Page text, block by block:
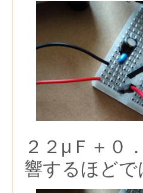
２２μＦ＋０
響するほどで